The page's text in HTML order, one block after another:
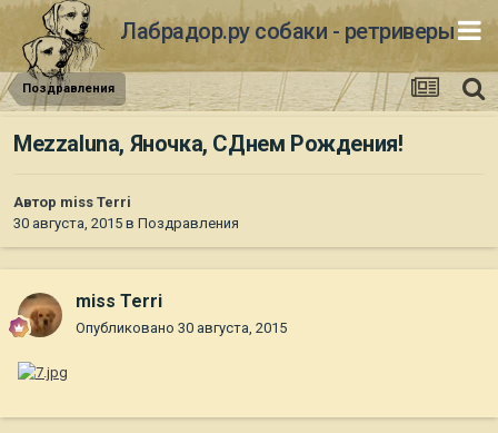
Лабрадор.ру собаки - ретриверы
Поздравления
Mezzaluna, Яночка, СДнем Рождения!
Автор miss Terri
30 августа, 2015 в Поздравления
miss Terri
Опубликовано 30 августа, 2015